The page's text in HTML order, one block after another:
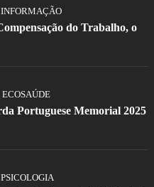
INFORMAÇÃO
do Trabalho, o
ECOSAÚDE
Portuguese Memorial 2025
PSICOLOGIA